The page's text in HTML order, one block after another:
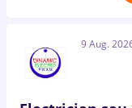
9 Aug.